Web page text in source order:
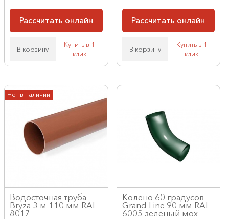
Рассчитать онлайн
В корзину
Купить в 1
клик
Рассчитать онлайн
В корзину
Купить в 1
клик
Нет в наличии
Водосточная труба
Bryza 3 м 110 мм RAL
8017
Колено 60 градусов
Grand Line 90 мм RAL
6005 зеленый мох